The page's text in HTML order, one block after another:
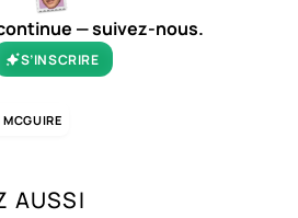
— suivez-nous.
S’INSCRIRE
AUSSI